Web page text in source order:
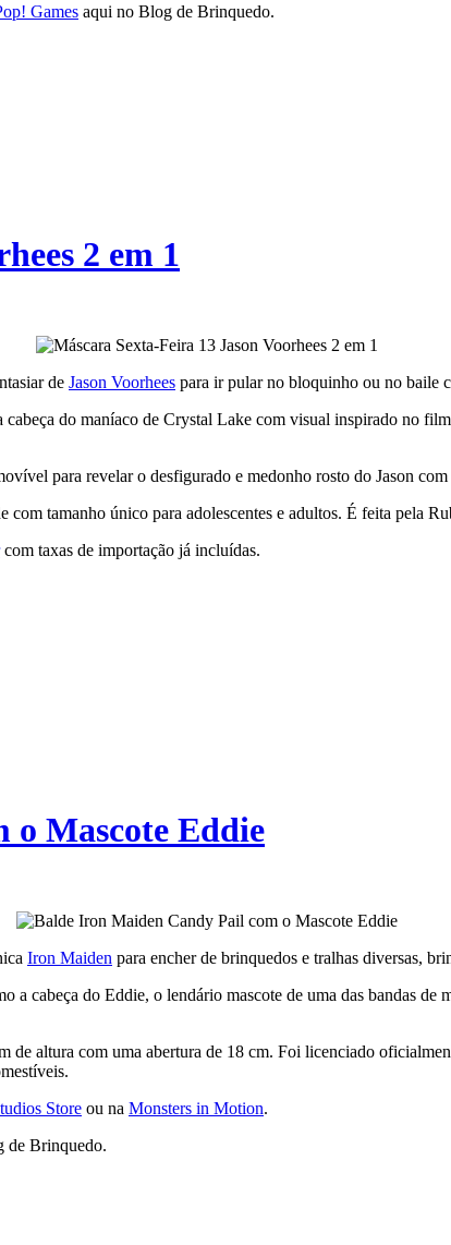
Games aqui no Blog de Brinquedo.
2 em 1
de Jason Voorhees para ir pular no bloquinho ou no baile
cabeça do maníaco de Crystal Lake com visual inspirado no
para revelar o desfigurado e medonho rosto do Jason com
com tamanho único para adolescentes e adultos. É feita pela
com taxas de importação já incluídas.
o Mascote Eddie
Iron Maiden para encher de brinquedos e tralhas diversas,
a cabeça do Eddie, o lendário mascote de uma das bandas de
altura com uma abertura de 18 cm. Foi licenciado
Store ou na Monsters in Motion.
de Brinquedo.